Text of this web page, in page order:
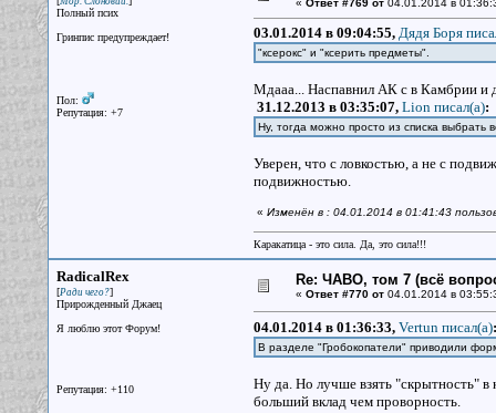
Полный псих
Гринпис предупреждает!
Пол:
Репутация: +7
« Ответ #769 от04.01.2014 в
03.01.2014 в 09:04:55, Дядя Боря
"ксерокс" и "ксерить предметы".
Мдааа... Наспавнил АК с в Камбрии и
31.12.2013 в 03:35:07, Lion писал(a):
Ну, тогда можно просто из списка выбрать
Уверен, что с ловкостью, а не с
подвижностью.
« Изменён в : 04.01.2014 в 01:41:43
Каракатица - это сила. Да, это сила!!!
RadicalRex
[Ради чего?]
Прирожденный Джаец
Я люблю этот Форум!
Репутация: +110
Re: ЧАВО, том 7 (всё
« Ответ #770 от04.01.2014 в
04.01.2014 в 01:36:33, Vertun писал(a):
В разделе "Гробокопатели" приводили
Ну да. Но лучше взять "скрытность" в
больший вклад чем проворность.